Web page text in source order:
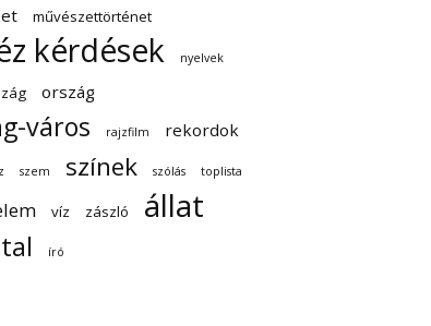
művészettörténet
kérdések nyelvek
ország
város rajzfilm rekordok
szem színek szólás toplista
víz zászló állat
író